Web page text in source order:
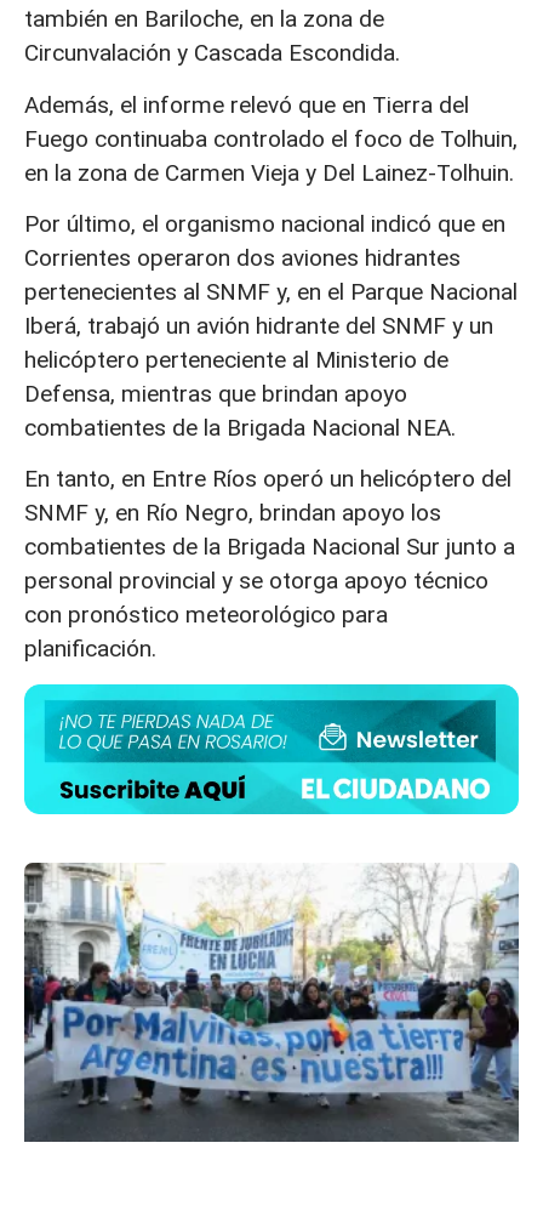
también en Bariloche, en la zona de
Circunvalación y Cascada Escondida.
Además, el informe relevó que en Tierra del
Fuego continuaba controlado el foco de Tolhuin,
en la zona de Carmen Vieja y Del Lainez-Tolhuin.
Por último, el organismo nacional indicó que en
Corrientes operaron dos aviones hidrantes
pertenecientes al SNMF y, en el Parque Nacional
Iberá, trabajó un avión hidrante del SNMF y un
helicóptero perteneciente al Ministerio de
Defensa, mientras que brindan apoyo
combatientes de la Brigada Nacional NEA.
En tanto, en Entre Ríos operó un helicóptero del
SNMF y, en Río Negro, brindan apoyo los
combatientes de la Brigada Nacional Sur junto a
personal provincial y se otorga apoyo técnico
con pronóstico meteorológico para
planificación.